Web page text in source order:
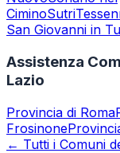
CiminoSutri
San Giovanni in
Assistenza
Lazio
Provincia di Roma
Frosinone
← Tutti i Comuni